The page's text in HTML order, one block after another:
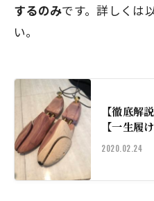
するのみです。詳しくは
い。
【徹底解
【一生履
2020.02.24